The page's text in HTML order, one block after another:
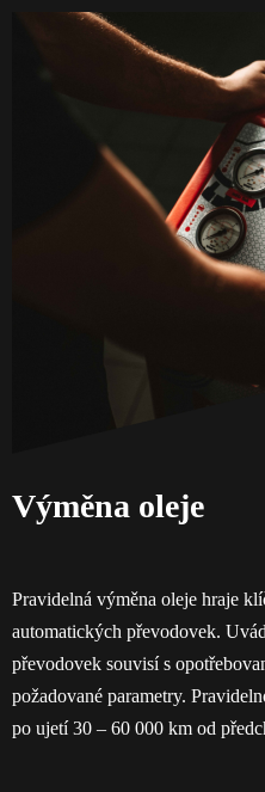
Výměna oleje
Pravidelná výměna oleje hraje
automatických převodovek.
převodovek souvisí s
požadované parametry.
po ujetí 30 – 60 000 km od